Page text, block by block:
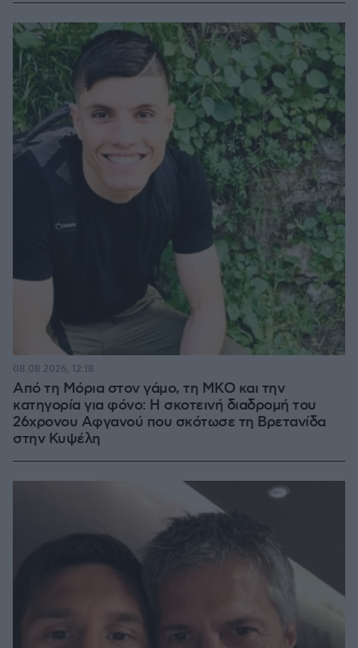
Από τη Μόρια στον γάμο, τη ΜΚΟ και την
κατηγορία για φόνο: Η σκοτεινή διαδρομή του
26χρονου Αφγανού που σκότωσε τη Βρετανίδα
στην Κυψέλη
08.08.2026, 12:18